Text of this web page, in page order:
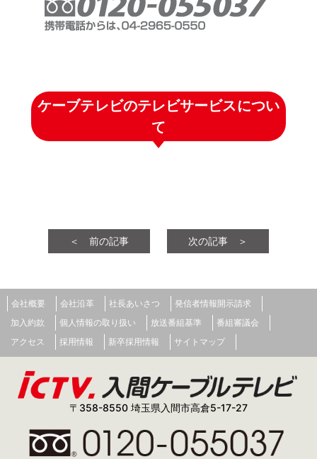
ケーブテレビのテレビサービスについ
て
＜ 前の記事 次の記事 ＞
会社概要 会社沿革 社長あいさつ
発信者情報開示請求
加入約款
個人情報の取り扱い 放送番組基準
番組審議会
アクセス
採用情報 新卒採用情報 サイトマップ
〒358-8550 埼玉県入間市高倉5-17-27